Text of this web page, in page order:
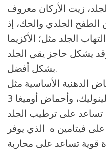
زيت الأركان معروف
الطفح الجلدي والحك، إذ
الجلد مثل؛ الأكزيما
يشكل حاجز يقي الجلد
بشكل أفضل.
الدهنية الأساسية مثل
حمض الأوليك، حمض اللينوليك، وأحماض أوميغا 3
فيتامين ه الذي يوفر
تساعد على محاربة